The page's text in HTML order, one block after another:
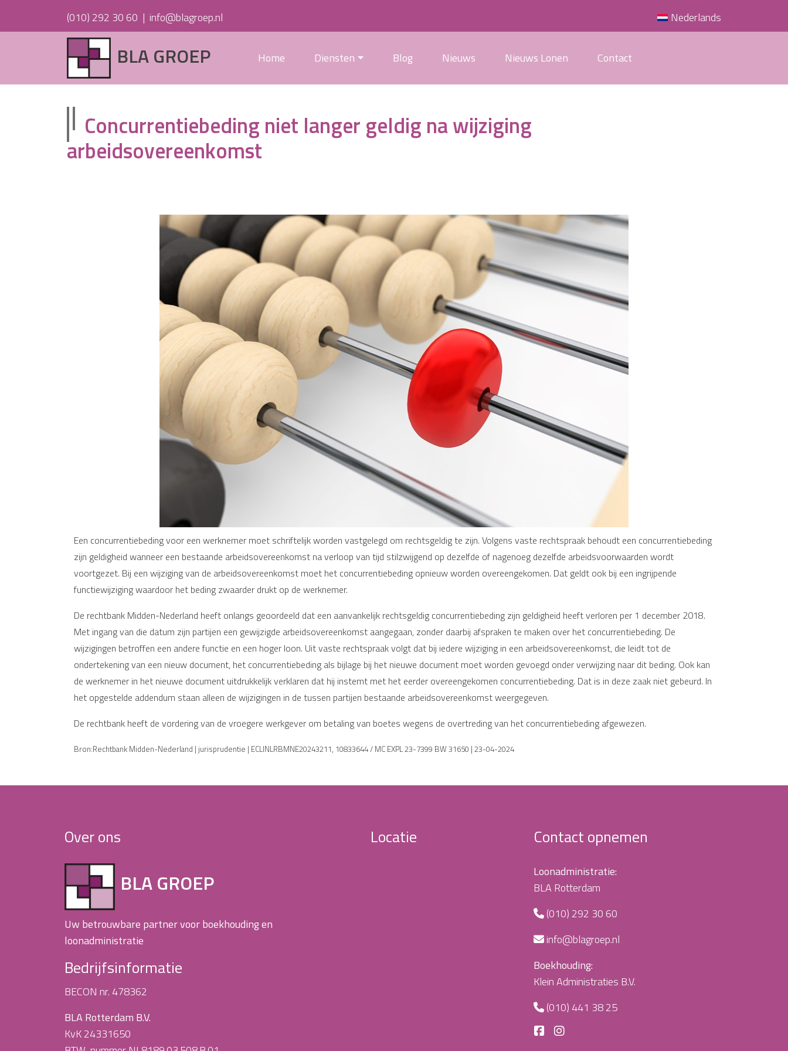
(010) 292 30 60 | info@blagroep.nl Nederlands
BLA GROEP Home Diensten Blog Nieuws Nieuws Lonen Contact
Concurrentiebeding niet langer geldig na wijziging
arbeidsovereenkomst
Een concurrentiebeding voor een werknemer moet schriftelijk worden vastgelegd om rechtsgeldig te zijn. Volgens vaste rechtspraak behoudt een concurrentiebeding
zijn geldigheid wanneer een bestaande arbeidsovereenkomst na verloop van tijd stilzwijgend op dezelfde of nagenoeg dezelfde arbeidsvoorwaarden wordt
voortgezet. Bij een wijziging van de arbeidsovereenkomst moet het concurrentiebeding opnieuw worden overeengekomen. Dat geldt ook bij een ingrijpende
functiewijziging waardoor het beding zwaarder drukt op de werknemer.
De rechtbank Midden-Nederland heeft onlangs geoordeeld dat een aanvankelijk rechtsgeldig concurrentiebeding zijn geldigheid heeft verloren per 1 december 2018.
Met ingang van die datum zijn partijen een gewijzigde arbeidsovereenkomst aangegaan, zonder daarbij afspraken te maken over het concurrentiebeding. De
wijzigingen betroffen een andere functie en een hoger loon. Uit vaste rechtspraak volgt dat bij iedere wijziging in een arbeidsovereenkomst, die leidt tot de
ondertekening van een nieuw document, het concurrentiebeding als bijlage bij het nieuwe document moet worden gevoegd onder verwijzing naar dit beding. Ook kan
de werknemer in het nieuwe document uitdrukkelijk verklaren dat hij instemt met het eerder overeengekomen concurrentiebeding. Dat is in deze zaak niet gebeurd. In
het opgestelde addendum staan alleen de wijzigingen in de tussen partijen bestaande arbeidsovereenkomst weergegeven.
De rechtbank heeft de vordering van de vroegere werkgever om betaling van boetes wegens de overtreding van het concurrentiebeding afgewezen.
Bron:Rechtbank Midden-Nederland | jurisprudentie | ECLINLRBMNE20243211, 10833644 / MC EXPL 23-7399 BW 31650 | 23-04-2024
Over ons
BLA GROEP
Uw betrouwbare partner voor boekhouding en
loonadministratie
Bedrijfsinformatie
BECON nr. 478362
BLA Rotterdam B.V.
KvK 24331650
Locatie Contact opnemen
Loonadministratie:
BLA Rotterdam
(010) 292 30 60
info@blagroep.nl
Boekhouding:
Klein Administraties B.V.
(010) 441 38 25